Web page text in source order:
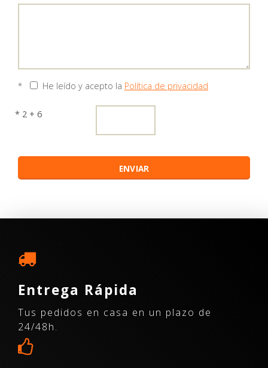
* He leído y acepto la Política de privacidad
* 2 + 6
Entrega Rápida
Tus pedidos en casa en un plazo de
24/48h.